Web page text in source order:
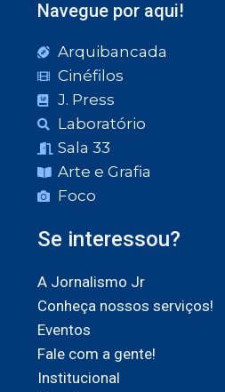
Navegue por aqui!
Arquibancada
Cinéfilos
J. Press
Laboratório
Sala 33
Arte e Grafia
Foco
Se interessou?
A Jornalismo Jr
Conheça nossos serviços!
Eventos
Fale com a gente!
Institucional